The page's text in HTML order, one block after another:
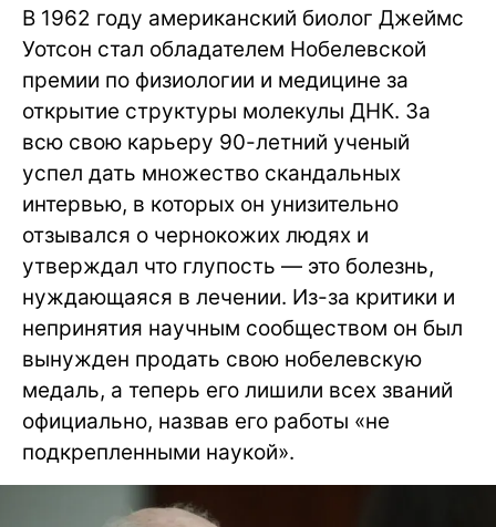
В 1962 году американский биолог Джеймс
Уотсон стал обладателем Нобелевской
премии по физиологии и медицине за
открытие структуры молекулы ДНК. За
всю свою карьеру 90-летний ученый
успел дать множество скандальных
интервью, в которых он унизительно
отзывался о чернокожих людях и
утверждал что глупость — это болезнь,
нуждающаяся в лечении. Из-за критики и
непринятия научным сообществом он был
вынужден продать свою нобелевскую
медаль, а теперь его лишили всех званий
официально, назвав его работы «не
подкрепленными наукой».